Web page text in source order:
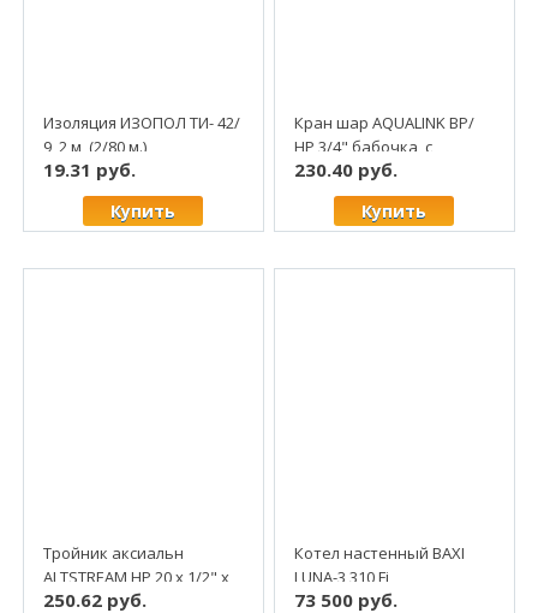
Изоляция ИЗОПОЛ ТИ- 42/
9, 2 м, (2/80 м.)
19.31 руб.
Купить
Кран шар AQUALINK ВР/
НР 3/4" бабочка, с
"американкой", латунь
(5/80)
230.40 руб.
Купить
Тройник аксиальн
ALTSTREAM НР 20 х 1/2" х
20 (10/80)
250.62 руб.
Котел настенный BAXI
LUNA-3 310 Fi
(двухконтурный, турбо)
73 500 руб.